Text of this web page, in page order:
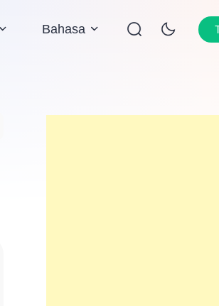
Bahasa